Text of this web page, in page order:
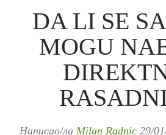
DA LI SE
MOGU
Написао/ла Milan Radnic 29/